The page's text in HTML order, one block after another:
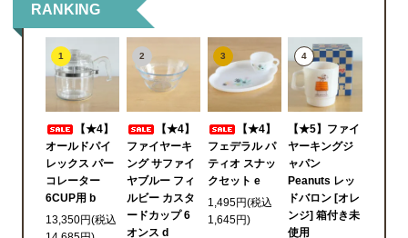
RANKING
1
【★4】
オールドパイ
レックス パー
コレーター
6CUP用 b
13,350円(税込
2
【★4】
ファイヤーキ
ング サファイ
ヤブルー フィ
ルビー カスタ
ードカップ 6
オンス d
3
【★4】
フェデラル パ
ティオ スナッ
クセット e
1,495円(税込
1,645円)
4
【★5】ファイ
ヤーキングジ
ャパン
Peanuts レッ
ドバロン [オレ
ンジ] 箱付き未
使用